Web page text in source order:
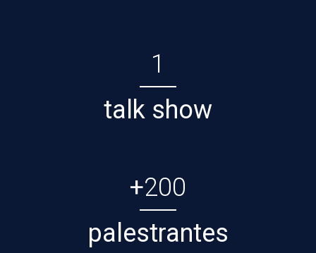
1
talk show
+200
palestrantes